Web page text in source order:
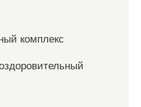
комплекс